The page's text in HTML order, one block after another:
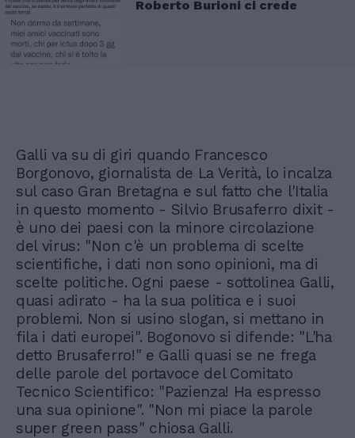
Roberto Burioni ci crede
Galli va su di giri quando Francesco
Borgonovo, giornalista de La Verità, lo incalza
sul caso Gran Bretagna e sul fatto che l'Italia
in questo momento - Silvio Brusaferro dixit -
è uno dei paesi con la minore circolazione
del virus: "Non c'è un problema di scelte
scientifiche, i dati non sono opinioni, ma di
scelte politiche. Ogni paese - sottolinea Galli,
quasi adirato - ha la sua politica e i suoi
problemi. Non si usino slogan, si mettano in
fila i dati europei". Bogonovo si difende: "L'ha
detto Brusaferro!" e Galli quasi se ne frega
delle parole del portavoce del Comitato
Tecnico Scientifico: "Pazienza! Ha espresso
una sua opinione". "Non mi piace la parole
super green pass" chiosa Galli.